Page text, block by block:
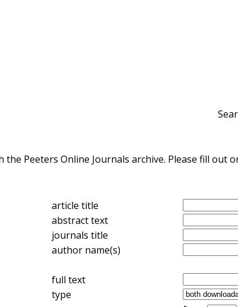
the Peeters Online Journals archive. Please fill
article title
abstract text
journals title
author name(s)
full text
type